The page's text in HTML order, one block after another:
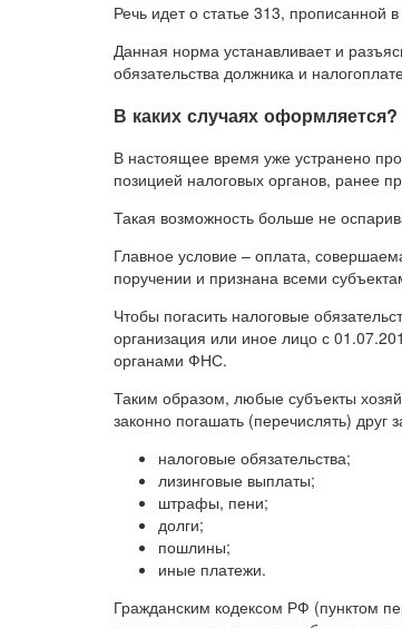
Речь идет о статье 313, прописанной
Данная норма устанавливает и
обязательства должника и
В каких случаях оформляется?
В настоящее время уже устранено
позицией налоговых органов, ранее
Такая возможность больше не
Главное условие – оплата,
поручении и признана всеми
Чтобы погасить налоговые
организация или иное лицо с
органами ФНС.
Таким образом, любые субъекты
законно погашать (перечислять) друг
налоговые обязательства;
лизинговые выплаты;
штрафы, пени;
долги;
пошлины;
иные платежи.
Гражданским кодексом РФ (пунктом